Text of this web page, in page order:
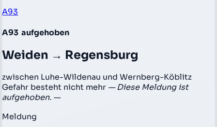
A93
A93 aufgehoben
Weiden → Regensburg
zwischen Luhe-Wildenau und Wernberg-Köblitz
Gefahr besteht nicht mehr — Diese Meldung ist
aufgehoben. —
Meldung